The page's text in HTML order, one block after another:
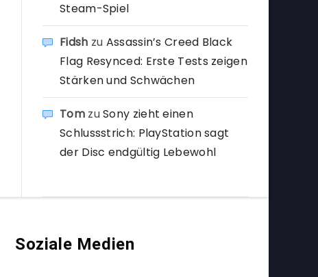
Steam-Spiel
Fidsh zu Assassin’s Creed Black
Flag Resynced: Erste Tests zeigen
Stärken und Schwächen
TomzuSony zieht einen
Schlussstrich: PlayStation sagt
der Disc endgültig Lebewohl
Soziale Medien